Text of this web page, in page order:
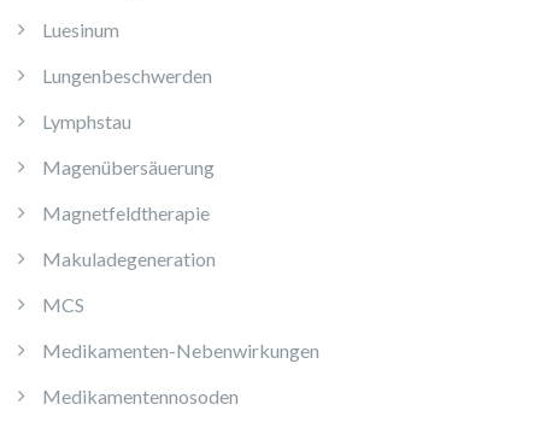
Luesinum
Lungenbeschwerden
Lymphstau
Magenübersäuerung
Magnetfeldtherapie
Makuladegeneration
MCS
Medikamenten-Nebenwirkungen
Medikamentennosoden